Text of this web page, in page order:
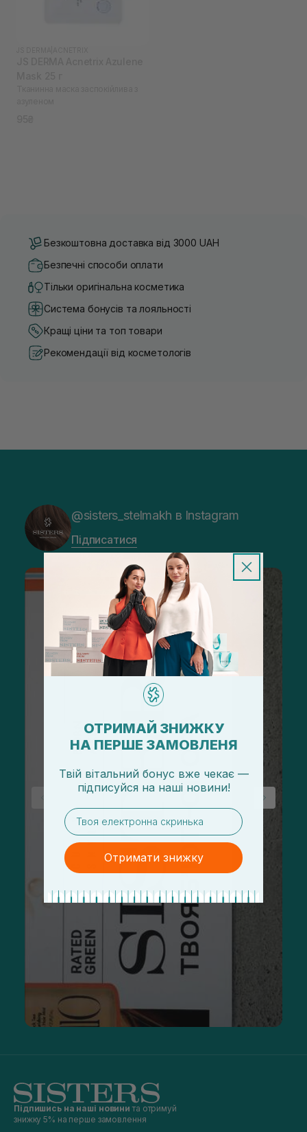
Безкоштовна доставка від 3000 UAH
Безпечні способи оплати
Тільки оригінальна косметика
Система бонусів та лояльності
Кращі ціни та топ товари
Рекомендації від косметологів
@sisters_stelmakh в Instagram
Підписатися
Підпишись на наші новини та отримуй
знижку 5% на перше замовлення
ОТРИМАЙ ЗНИЖКУ
НА ПЕРШЕ ЗАМОВЛЕНЯ
Твій вітальний бонус вже чекає —
підписуйся на наші новини!
email
Отримати знижку